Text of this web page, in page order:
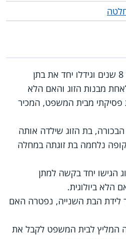
בנות הזוג חיו יחד במשך 8 שנים וגידלו יחד את בתן
מבנות הזוג והאם הלא
פסיקתי מבית המשפט, המכיר
הבכורה, בת הזוג שילדה אותה
נלחמה בת זוגתה במחלה
הגישו יחד בקשה למתן
הלא ביולוגית.
לידת הבת השנייה, נפטרה האם
המליץ לבית המשפט לקבל את